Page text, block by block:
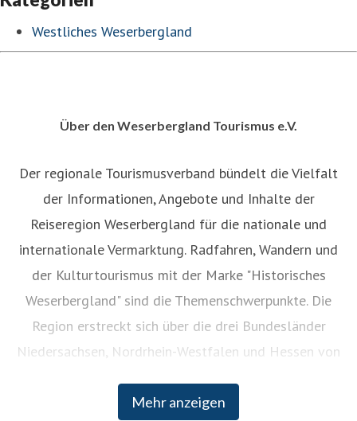
Westliches Weserbergland
Über den Weserbergland Tourismus e.V.
Der regionale Tourismusverband bündelt die Vielfalt
der Informationen, Angebote und Inhalte der
Reiseregion Weserbergland für die nationale und
internationale Vermarktung. Radfahren, Wandern und
der Kulturtourismus mit der Marke "Historisches
Weserbergland" sind die Themenschwerpunkte. Die
Region erstreckt sich über die drei Bundesländer
Niedersachsen, Nordrhein-Westfalen und Hessen von
Norden.
Mehr anzeigen